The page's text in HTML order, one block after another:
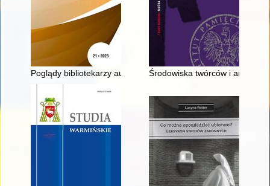
Poglądy bibliotekarzy austriackich na ochronę książek
Środowiska twórców i